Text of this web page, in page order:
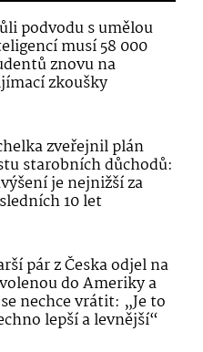
podvodu s umělou
musí 58 000
znovu na
zkoušky
zveřejnil plán
starobních důchodů:
je nejnižší za
10 let
pár z Česka odjel na
do Ameriky a
nechce vrátit: „Je to
lepší a levnější“